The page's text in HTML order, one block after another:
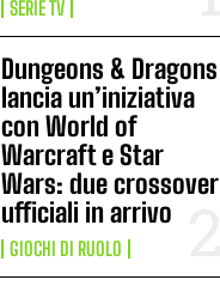
SERIE TV
Dungeons & Dragons
lancia un’iniziativa
con World of
Warcraft e Star
Wars: due crossover
ufficiali in arrivo
GIOCHI DI RUOLO